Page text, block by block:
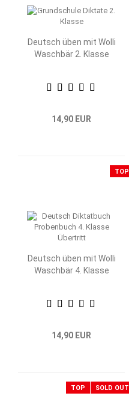
Deutsch üben mit Wolli
Waschbär 2. Klasse
14,90 EUR
TOP
Deutsch üben mit Wolli
Waschbär 4. Klasse
14,90 EUR
TOP SOLD OUT